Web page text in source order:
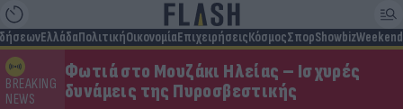
ΕλλάδαΠολιτικήΟικονομίαΕπιχειρήσειςΚόσμοςΣπορShowbizWeekend
BREAKING
NEWS
Φωτιά στο Μουζάκι Ηλείας – Ισχυρές
δυνάμεις της Πυροσβεστικής